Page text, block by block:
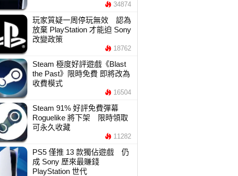
34874
玩家質疑一周停玩無效 認為
放棄 PlayStation 才能迫 Sony
改變政策
18762
Steam 極度好評遊戲《Blast
the Past》限時免費 即將改為
收費模式
16504
Steam 91% 好評免費彈幕
Roguelike 將下架 限時領取
可永久收藏
11282
PS5 僅推 13 款獨佔遊戲 仍
成 Sony 歷來最賺錢
PlayStation 世代